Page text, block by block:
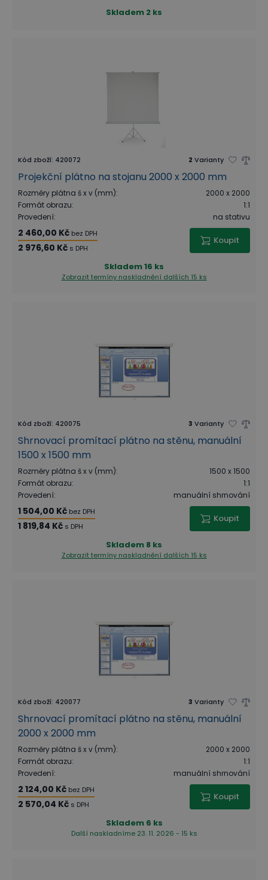
Skladem 2 ks
Kód zboží: 420072 2 Varianty
Projekční plátno na stojanu 2000 x 2000 mm
Rozměry plátna š x v (mm):
2000 x 2000
Formát obrazu:
1:1
Provedení: na stativu
2 460,00 Kč bez DPH
2 976,60 Kč s DPH
Koupit
Skladem16 ks
Zobrazit termíny naskladnění dalších 15 ks
Kód zboží: 420075 3 Varianty
Shrnovací promítací plátno na stěnu, manuální
1500 x 1500 mm
Rozměry plátna š x v (mm):
1500 x 1500
Formát obrazu:
1:1
Provedení: manuální shrnování
1 504,00 Kč bez DPH
1 819,84 Kč s DPH
Koupit
Skladem 8 ks
Zobrazit termíny naskladnění dalších 15 ks
Kód zboží: 420077 3 Varianty
Shrnovací promítací plátno na stěnu, manuální
2000 x 2000 mm
Rozměry plátna š x v (mm):
2000 x 2000
Formát obrazu:
1:1
Provedení: manuální shrnování
2 124,00 Kč bez DPH
2 570,04 Kč s DPH
Koupit
Skladem 6 ks
Další naskladníme 23. 11. 2026 - 15 ks